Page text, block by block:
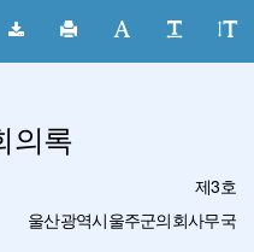
회의록
의록
제3호
울산광역시울주군의회사무국